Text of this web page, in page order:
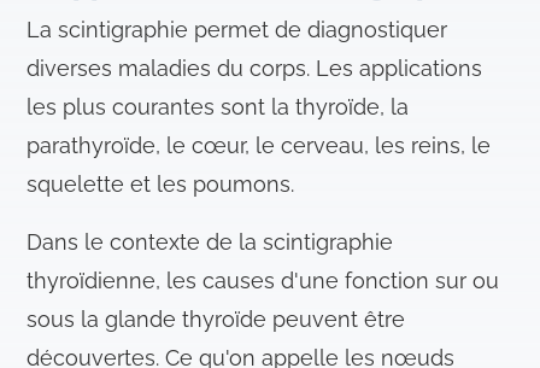
La scintigraphie permet de diagnostiquer
diverses maladies du corps. Les applications
les plus courantes sont la thyroïde, la
parathyroïde, le cœur, le cerveau, les reins, le
squelette et les poumons.
Dans le contexte de la scintigraphie
thyroïdienne, les causes d'une fonction sur ou
sous la glande thyroïde peuvent être
découvertes. Ce qu'on appelle les nœuds